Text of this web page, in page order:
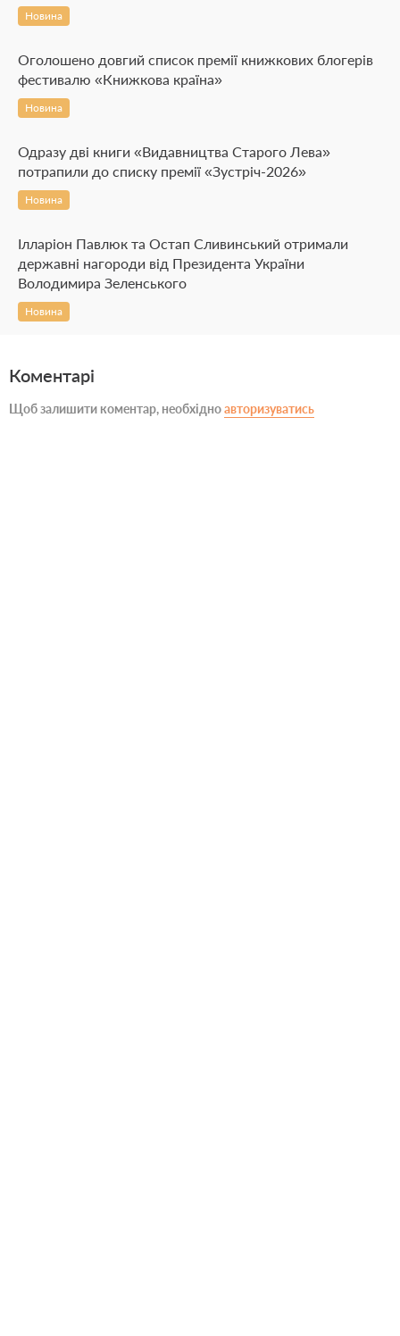
Новина
Оголошено довгий список премії книжкових блогерів
фестивалю «Книжкова країна»
Новина
Одразу дві книги «Видавництва Старого Лева»
потрапили до списку премії «Зустріч-2026»
Новина
Ілларіон Павлюк та Остап Сливинський отримали
державні нагороди від Президента України
Володимира Зеленського
Новина
Коментарі
Щоб залишити коментар, необхідноавторизуватись